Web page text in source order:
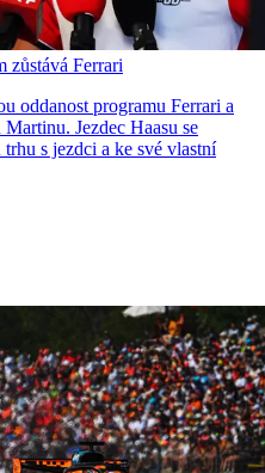
zůstává Ferrari
oddanost programu Ferrari a
Jezdec Haasu se
s jezdci a ke své vlastní